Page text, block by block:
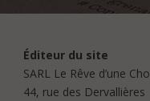
Éditeur du site
SARL Le Rêve d’une
44, rue des Dervallières